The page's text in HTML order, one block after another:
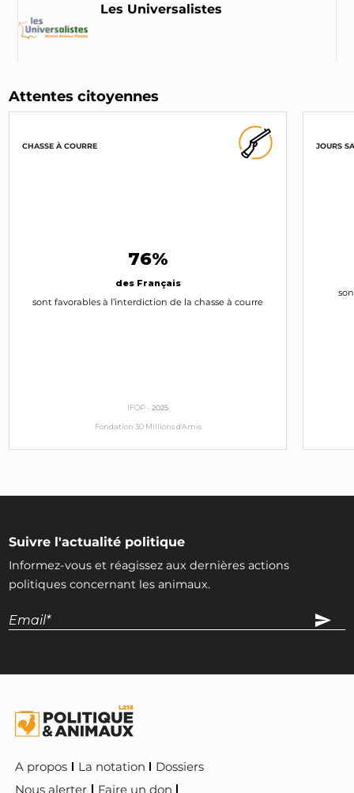
Les Universalistes
Parti animaliste
Attentes citoyennes
CHASSE À COURRE
76%
des Français
sont favorables à l’interdiction de la chasse à courre
IFOP -2025
Fondation 30 Millions d'Amis
JOURS
Suivre l'actualité politique
Informez-vous et réagissez aux dernières actions
politiques concernant les animaux.
A propos La notation
Dossiers
Nous alerter
Faire un don